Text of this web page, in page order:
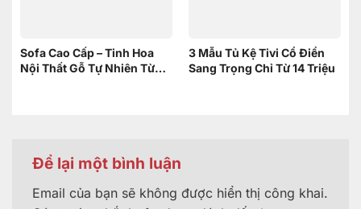
Sofa Cao Cấp – Tinh Hoa
Nội Thất Gỗ Tự Nhiên Từ
3 Mẫu Tủ Kệ Tivi Cổ Điển
Sang Trọng Chỉ Từ 14 Triệu
Để lại một bình luận
Email của bạn sẽ không được hiển thị công khai.